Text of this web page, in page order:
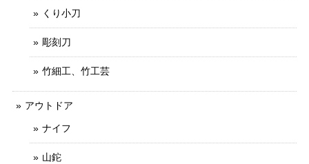
くり小刀
彫刻刀
竹細工、竹工芸
アウトドア
ナイフ
山鉈